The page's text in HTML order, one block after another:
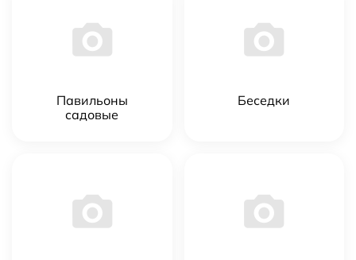
Павильоны
садовые
Беседки